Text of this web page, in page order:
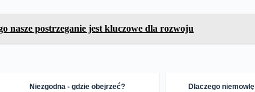
nasze postrzeganie jest kluczowe dla rozwoju
Niezgodna - gdzie obejrzeć? Dlaczego